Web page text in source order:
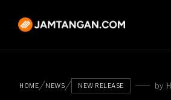
HOME NEWS NEW RELEASE by